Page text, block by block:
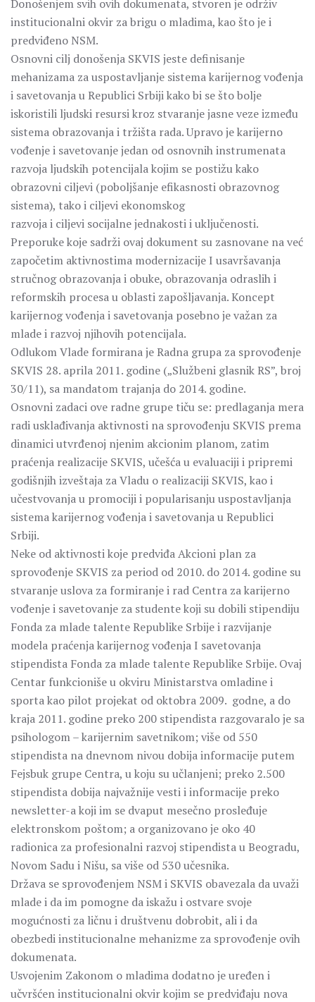
Donošenjem svih ovih dokumenata, stvoren je održiv
institucionalni okvir za brigu o mladima, kao što je i
predviđeno NSM.
Osnovni cilj donošenja SKVIS jeste definisanje
mehanizama za uspostavljanje sistema karijernog vođenja
i savetovanja u Republici Srbiji kako bi se što bolje
iskoristili ljudski resursi kroz stvaranje jasne veze između
sistema obrazovanja i tržišta rada. Upravo je karijerno
vođenje i savetovanje jedan od osnovnih instrumenata
razvoja ljudskih potencijala kojim se postižu kako
obrazovni ciljevi (poboljšanje efikasnosti obrazovnog
sistema), tako i ciljevi ekonomskog
razvoja i ciljevi socijalne jednakosti i uključenosti.
Preporuke koje sadrži ovaj dokument su zasnovane na već
započetim aktivnostima modernizacije I usavršavanja
stručnog obrazovanja i obuke, obrazovanja odraslih i
reformskih procesa u oblasti zapošljavanja. Koncept
karijernog vođenja i savetovanja posebno je važan za
mlade i razvoj njihovih potencijala.
Odlukom Vlade formirana je Radna grupa za sprovođenje
SKVIS 28. aprila 2011. godine („Službeni glasnik RS”, broj
30/11), sa mandatom trajanja do 2014. godine.
Osnovni zadaci ove radne grupe tiču se: predlaganja mera
radi usklađivanja aktivnosti na sprovođenju SKVIS prema
dinamici utvrđenoj njenim akcionim planom, zatim
praćenja realizacije SKVIS, učešća u evaluaciji i pripremi
godišnjih izveštaja za Vladu o realizaciji SKVIS, kao i
učestvovanja u promociji i popularisanju uspostavljanja
sistema karijernog vođenja i savetovanja u Republici
Srbiji.
Neke od aktivnosti koje predviđa Akcioni plan za
sprovođenje SKVIS za period od 2010. do 2014. godine su
stvaranje uslova za formiranje i rad Centra za karijerno
vođenje i savetovanje za studente koji su dobili stipendiju
Fonda za mlade talente Republike Srbije i razvijanje
modela praćenja karijernog vođenja I savetovanja
stipendista Fonda za mlade talente Republike Srbije. Ovaj
Centar funkcioniše u okviru Ministarstva omladine i
sporta kao pilot projekat od oktobra 2009. godne, a do
kraja 2011. godine preko 200 stipendista razgovaralo je sa
psihologom – karijernim savetnikom; više od 550
stipendista na dnevnom nivou dobija informacije putem
Fejsbuk grupe Centra, u koju su učlanjeni; preko 2.500
stipendista dobija najvažnije vesti i informacije preko
newsletter-a koji im se dvaput mesečno prosleđuje
elektronskom poštom; a organizovano je oko 40
radionica za profesionalni razvoj stipendista u Beogradu,
Novom Sadu i Nišu, sa više od 530 učesnika.
Država se sprovođenjem NSM i SKVIS obavezala da uvaži
mlade i da im pomogne da iskažu i ostvare svoje
mogućnosti za ličnu i društvenu dobrobit, ali i da
obezbedi institucionalne mehanizme za sprovođenje ovih
dokumenata.
Usvojenim Zakonom o mladima dodatno je uređen i
učvršćen institucionalni okvir kojim se predviđaju nova